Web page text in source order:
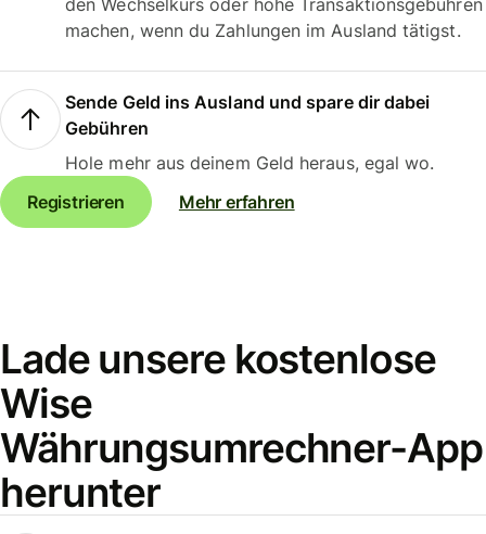
den Wechselkurs oder hohe Transaktionsgebühren
machen, wenn du Zahlungen im Ausland tätigst.
Sende Geld ins Ausland und spare dir dabei
Gebühren
Hole mehr aus deinem Geld heraus, egal wo.
Registrieren
Mehr erfahren
Lade unsere kostenlose
Wise
Währungsumrechner-App
herunter